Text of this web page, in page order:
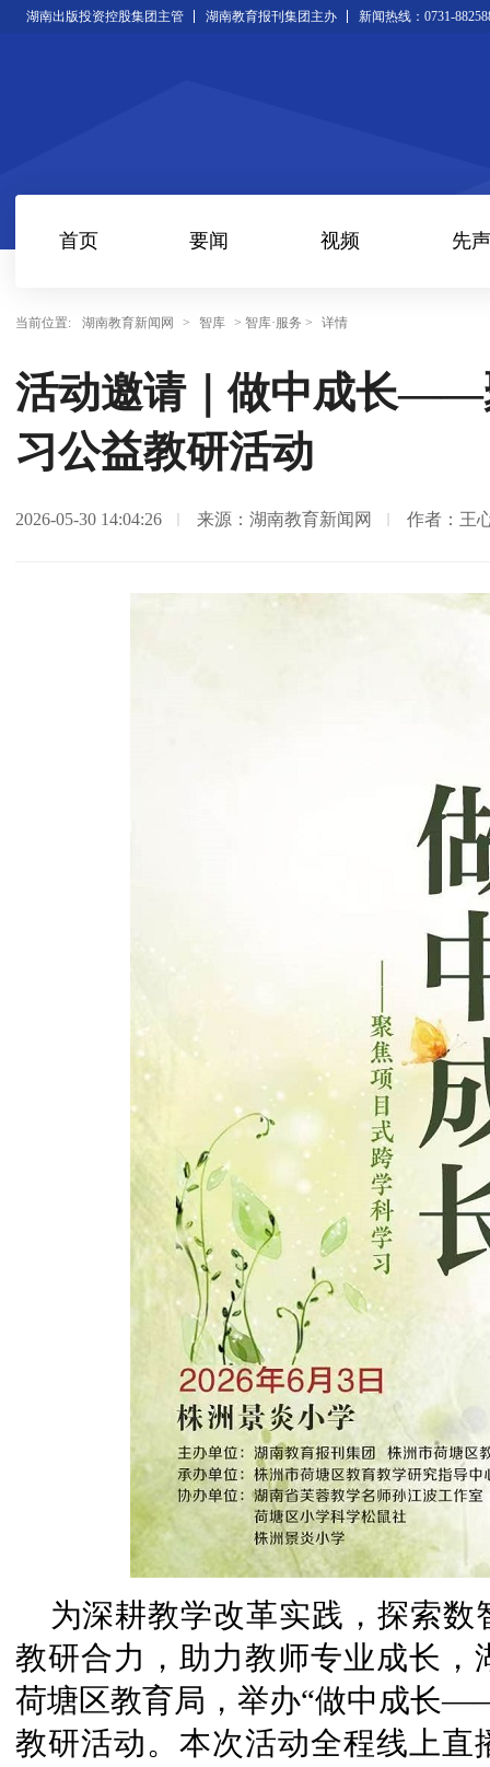
湖南出版投资控股集团主管 湖南教育报刊集团主办 新闻热线：0731-
首页 要闻 视频 先声
当前位置: 湖南教育新闻网 > 智库 > 智库·服务 > 详情
活动邀请｜做中成长——
习公益教研活动
2026-05-30 14:04:26 来源：湖南教育新闻网 作者：王
为深耕教学改革实践，探索
教研合力，助力教师专业成长
荷塘区教育局，举办“做中成长
教研活动。本次活动全程线上